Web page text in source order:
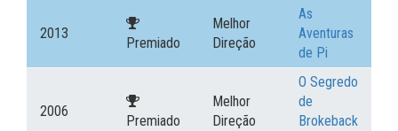
2013
Premiado
Melhor
Direção
As
Aventuras
de Pi
2006
Premiado
Melhor
Direção
O Segredo
de
Brokeback